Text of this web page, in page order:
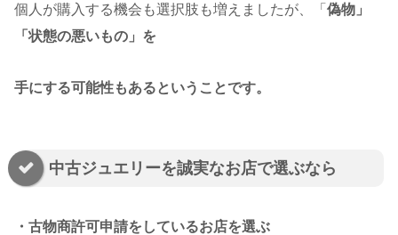
個人が購入する機会も選択肢も増えましたが、「 偽物」
「状態の悪いもの」を
手にする可能性もあるということです。
中古ジュエリーを誠実なお店で選ぶなら
・古物商許可申請をしているお店を選ぶ